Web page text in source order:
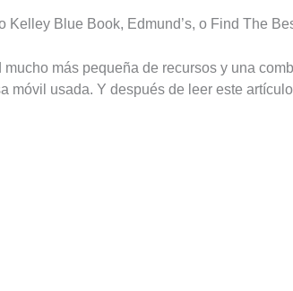
Blue Book, Edmund’s, o Find The
más pequeña de recursos y una
usada. Y después de leer este